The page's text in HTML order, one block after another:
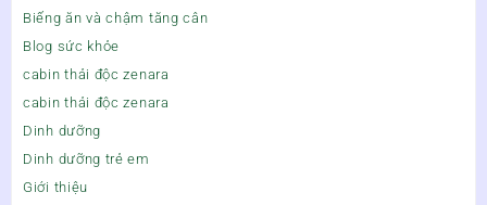
Biếng ăn và chậm tăng cân
Blog sức khỏe
cabin thải độc zenara
cabin thải độc zenara
Dinh dưỡng
Dinh dưỡng trẻ em
Giới thiệu